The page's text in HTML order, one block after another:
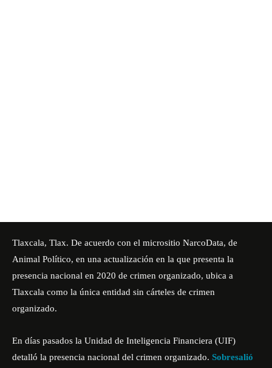
Tlaxcala, Tlax. De acuerdo con el micrositio NarcoData, de
Animal Político, en una actualización en la que presenta la
presencia nacional en 2020 de crimen organizado, ubica a
Tlaxcala como la única entidad sin cárteles de crimen
organizado.
En días pasados la Unidad de Inteligencia Financiera (UIF)
detalló la presencia nacional del crimen organizado. Sobresalió